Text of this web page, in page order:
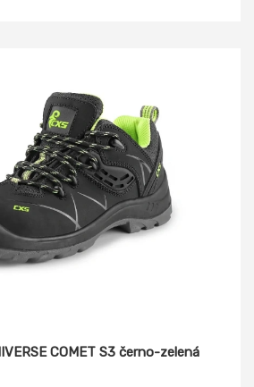
COMET S3 černo-zelená